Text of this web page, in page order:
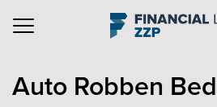
Navigation
Auto Robben